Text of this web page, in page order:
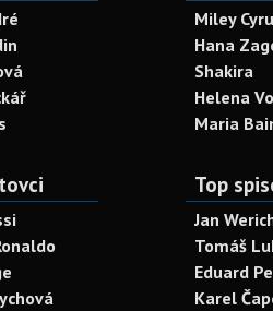
Miley
Hana
Shakira
Helena
Maria
Top
Jan
Tomáš
Eduard
Karel